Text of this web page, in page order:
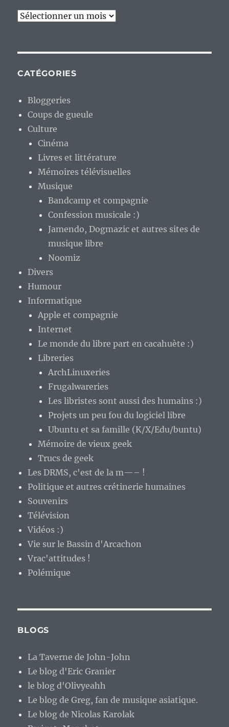
Archives
CATÉGORIES
Bloggeries
Coups de gueule
Culture
Cinéma
Livres et littérature
Mémoires télévisuelles
Musique
Bandcamp et compagnie
Confession musicale :)
Jamendo, Dogmazic et autres sites de
musique libre
Noomiz
Divers
Humour
Informatique
Apple et compagnie
Internet
Le monde du libre part en cacahuète :)
Libreries
ArchLinuxeries
Frugalwareries
Les libristes sont aussi des humains :)
Projets un peu fou du logiciel libre
Ubuntu et sa famille (K/X/Edu/buntu)
Mémoire de vieux geek
Trucs de geek
Les DRMS, c'est de la m—– !
Politique et autres crétinerie humaines
Souvenirs
Télévision
Vidéos :)
Vie sur le Bassin d'Arcachon
Vrac'attitudes !
Polémique
BLOGS
La Taverne de John-John
Le blog d'Eric Granier
le blog d'Olivyeahh
Le blog de Greg, fan de musique asiatique.
Le blog de Nicolas Karolak